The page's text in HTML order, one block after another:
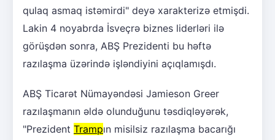
qulaq asmaq istəmirdi" deyə xarakterizə etmişdi.
Lakin 4 noyabrda İsveçrə biznes liderləri ilə
görüşdən sonra, ABŞ Prezidenti bu həftə
razılaşma üzərində işləndiyini açıqlamışdı.
ABŞ Ticarət Nümayəndəsi Jamieson Greer
razılaşmanın əldə olunduğunu təsdiqləyərək,
"Prezident Trampın misilsiz razılaşma bacarığı